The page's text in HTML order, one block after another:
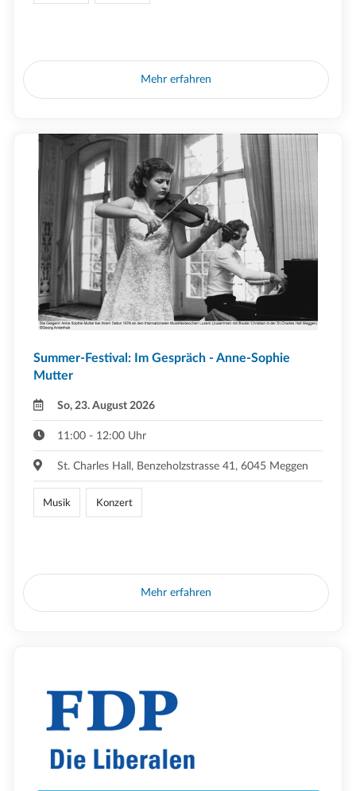
Mehr erfahren
Summer-Festival: Im Gespräch - Anne-Sophie
Mutter
So, 23. August 2026
11:00 - 12:00 Uhr
St. Charles Hall, Benzeholzstrasse 41, 6045 Meggen
Musik Konzert
Mehr erfahren